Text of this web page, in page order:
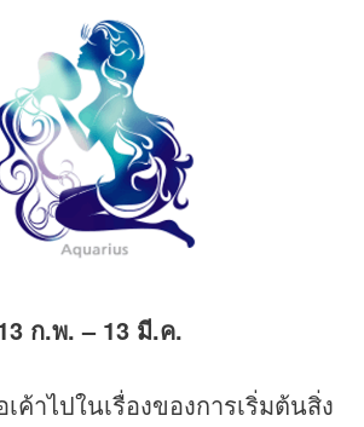
ก.พ. – 13 มี.ค.
ค้าไปในเรื่องของการเริ่มต้นสิ่ง